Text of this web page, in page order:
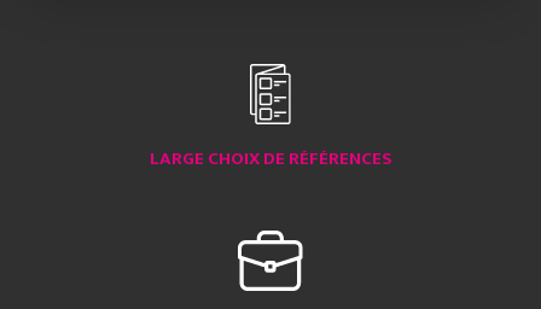
LARGE CHOIX DE RÉFÉRENCES